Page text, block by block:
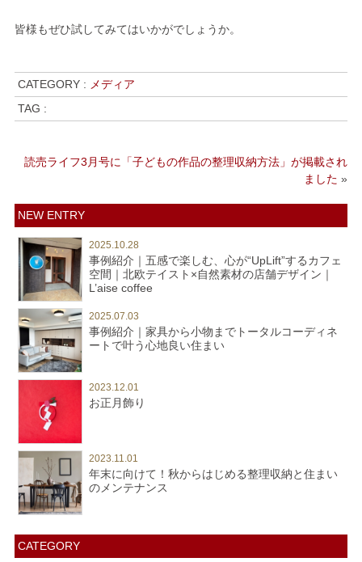
皆様もぜひ試してみてはいかがでしょうか。
CATEGORY : メディア
TAG :
読売ライフ3月号に「子どもの作品の整理収納方法」が掲載され
ました »
NEW ENTRY
2025.10.28
事例紹介｜五感で楽しむ、心が“UpLift”するカフェ
空間｜北欧テイスト×自然素材の店舗デザイン｜
L’aise coffee
2025.07.03
事例紹介｜家具から小物までトータルコーディネ
ートで叶う心地良い住まい
2023.12.01
お正月飾り
2023.11.01
年末に向けて！秋からはじめる整理収納と住まい
のメンテナンス
CATEGORY